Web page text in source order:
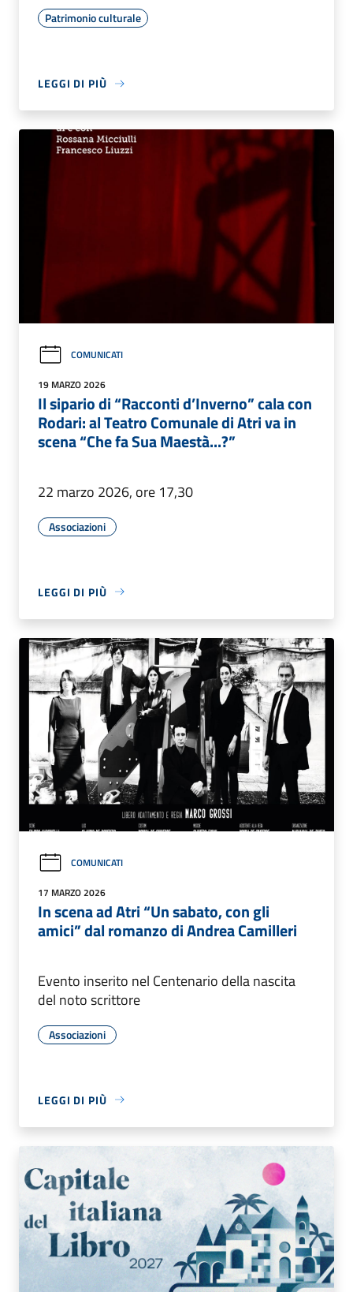
Patrimonio culturale
LEGGI DI PIÙ
COMUNICATI
19 MARZO 2026
Il sipario di “Racconti d’Inverno” cala con
Rodari: al Teatro Comunale di Atri va in
scena “Che fa Sua Maestà...?”
22 marzo 2026, ore 17,30
Associazioni
LEGGI DI PIÙ
COMUNICATI
17 MARZO 2026
In scena ad Atri “Un sabato, con gli
amici” dal romanzo di Andrea Camilleri
Evento inserito nel Centenario della nascita
del noto scrittore
Associazioni
LEGGI DI PIÙ